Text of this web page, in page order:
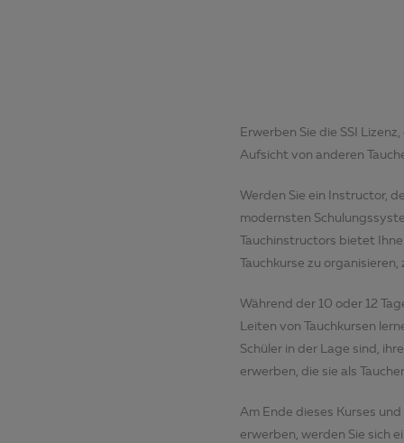
Erwerben Sie die SSI
Aufsicht von anderen
Werden Sie ein Instructor,
modernsten
Tauchinstructors bietet
Tauchkurse zu
Während der 10 oder 12
Leiten von Tauchkursen
Schüler in der Lage sind,
erwerben, die sie als
Am Ende dieses Kurses
erwerben, werden Sie sich